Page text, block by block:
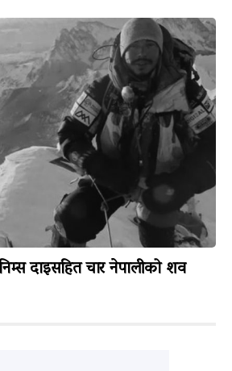
दाइसहित चार नेपालीको शव